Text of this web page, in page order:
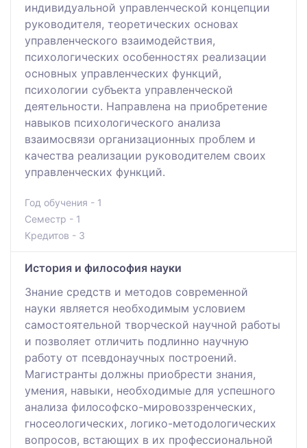
индивидуальной управленческой концепции
руководителя, теоретических основах
управленческого взаимодействия,
психологических особенностях реализации
основных управленческих функций,
психологии субъекта управленческой
деятельности. Направлена на приобретение
навыков психологического анализа
взаимосвязи организационных проблем и
качества реализации руководителем своих
управленческих функций.
Год обучения - 1
Семестр - 1
Кредитов - 3
История и философия науки
Знание средств и методов современной
науки является необходимым условием
самостоятельной творческой научной работы
и позволяет отличить подлинно научную
работу от псевдонаучных построений.
Магистранты должны приобрести знания,
умения, навыки, необходимые для успешного
анализа философско-мировоззренческих,
гносеологических, логико-методологических
вопросов, встающих в их профессиональной